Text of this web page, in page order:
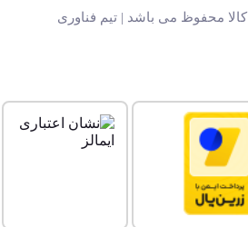
تمام حقوق وب سایت 024 کالا محفوظ می باشد | تیم فناوری